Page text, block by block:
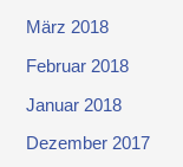
März 2018
Februar 2018
Januar 2018
Dezember 2017